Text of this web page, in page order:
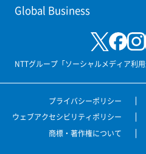
Global Business
NTTグループ「ソーシャルメディア利
プライバシーポリシー
ウェブアクセシビリティポリシー
商標・著作権について